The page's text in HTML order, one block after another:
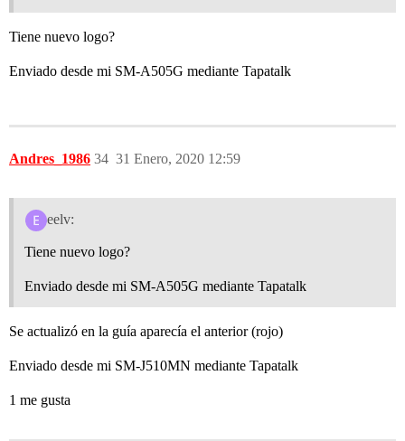
Tiene nuevo logo?
Enviado desde mi SM-A505G mediante Tapatalk
Andres_1986 31 Enero, 2020 12:59
34
eelv:
Tiene nuevo logo?
Enviado desde mi SM-A505G mediante Tapatalk
Se actualizó en la guía aparecía el anterior (rojo)
Enviado desde mi SM-J510MN mediante Tapatalk
1 me gusta